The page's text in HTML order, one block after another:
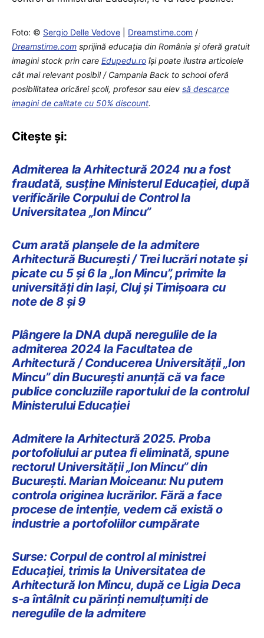
Foto: © Sergio Delle Vedove Dreamstime.com /
Dreamstime.com sprijină educaţia din România şi oferă gratuit
imagini stock prin care Edupedu.ro îşi poate ilustra articolele
cât mai relevant posibil / Campania Back to school oferă
posibilitatea oricărei școli, profesor sau elev să descarce
imagini de calitate cu 50% discount.
Citește și:
Admiterea la Arhitectură 2024 nu a fost
fraudată, susține Ministerul Educației, după
verificările Corpului de Control la
Universitatea „Ion Mincu”
Cum arată planșele de la admitere
Arhitectură București / Trei lucrări notate și
picate cu 5 și 6 la „Ion Mincu”, primite la
universități din Iași, Cluj și Timișoara cu
note de 8 și 9
Plângere la DNA după neregulile de la
admiterea 2024 la Facultatea de
Arhitectură / Conducerea Universității „Ion
Mincu” din București anunță că va face
publice concluziile raportului de la controlul
Ministerului Educației
Admitere la Arhitectură 2025. Proba
portofoliului ar putea fi eliminată, spune
rectorul Universității „Ion Mincu” din
București. Marian Moiceanu: Nu putem
controla originea lucrărilor. Fără a face
procese de intenție, vedem că există o
industrie a portofoliilor cumpărate
Surse: Corpul de control al ministrei
Educației, trimis la Universitatea de
Arhitectură Ion Mincu, după ce Ligia Deca
s-a întâlnit cu părinți nemulțumiți de
neregulile de la admitere